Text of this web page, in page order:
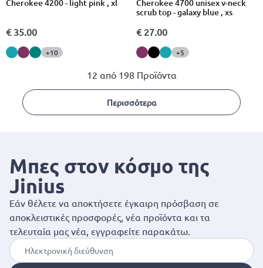
Cherokee 4200 - light pink , xl
€ 35.00
+10
Cherokee 4700 unisex v-neck
scrub top - galaxy blue , xs
€ 27.00
+5
12 από 198 Προϊόντα
Περισσότερα
Μπες στον κόσμο της
Jinius
Εάν θέλετε να αποκτήσετε έγκαιρη πρόσβαση σε
αποκλειστικές προσφορές, νέα προϊόντα και τα
τελευταία μας νέα, εγγραφείτε παρακάτω.